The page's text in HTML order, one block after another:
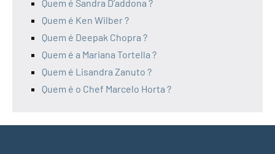
Quem é Sandra D’addona ?
Quem é Ken Wilber ?
Quem é Deepak Chopra ?
Quem é a Mariana Tortella ?
Quem é Lisandra Zanuto ?
Quem é o Chef Marcelo Horta ?